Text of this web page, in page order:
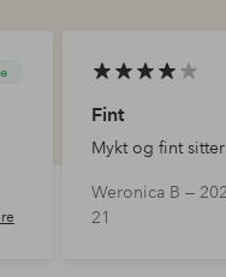
Fint
Mykt og fint
Weronica B —
21